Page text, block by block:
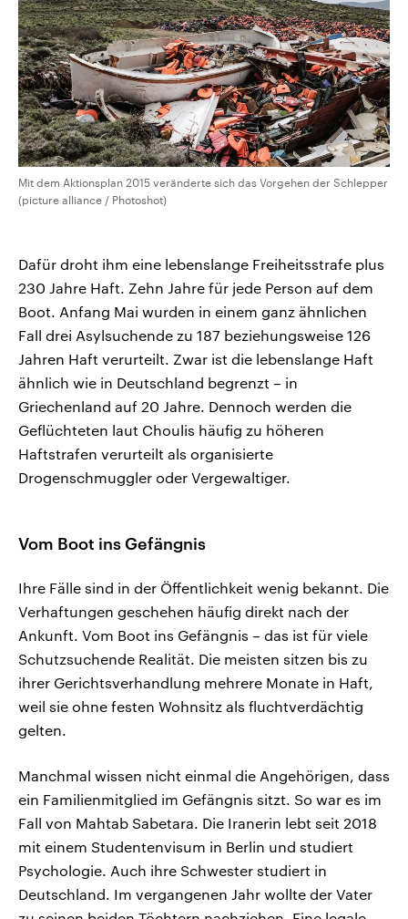
Mit dem Aktionsplan 2015 veränderte sich das Vorgehen der Schlepper
(picture alliance / Photoshot)
Dafür droht ihm eine lebenslange Freiheitsstrafe plus
230 Jahre Haft. Zehn Jahre für jede Person auf dem
Boot. Anfang Mai wurden in einem ganz ähnlichen
Fall drei Asylsuchende zu 187 beziehungsweise 126
Jahren Haft verurteilt. Zwar ist die lebenslange Haft
ähnlich wie in Deutschland begrenzt – in
Griechenland auf 20 Jahre. Dennoch werden die
Geflüchteten laut Choulis häufig zu höheren
Haftstrafen verurteilt als organisierte
Drogenschmuggler oder Vergewaltiger.
Vom Boot ins Gefängnis
Ihre Fälle sind in der Öffentlichkeit wenig bekannt. Die
Verhaftungen geschehen häufig direkt nach der
Ankunft. Vom Boot ins Gefängnis – das ist für viele
Schutzsuchende Realität. Die meisten sitzen bis zu
ihrer Gerichtsverhandlung mehrere Monate in Haft,
weil sie ohne festen Wohnsitz als fluchtverdächtig
gelten.
Manchmal wissen nicht einmal die Angehörigen, dass
ein Familienmitglied im Gefängnis sitzt. So war es im
Fall von Mahtab Sabetara. Die Iranerin lebt seit 2018
mit einem Studentenvisum in Berlin und studiert
Psychologie. Auch ihre Schwester studiert in
Deutschland. Im vergangenen Jahr wollte der Vater